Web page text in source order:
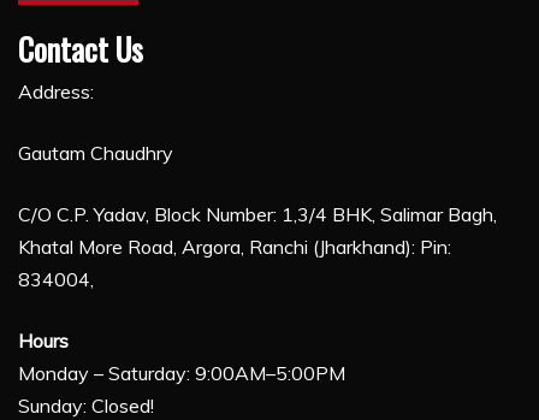
Contact Us
Address:
Gautam Chaudhry
C/O C.P. Yadav, Block Number: 1,3/4 BHK, Salimar Bagh,
Khatal More Road, Argora, Ranchi (Jharkhand): Pin:
834004,
Hours
Monday – Saturday: 9:00AM–5:00PM
Sunday: Closed!